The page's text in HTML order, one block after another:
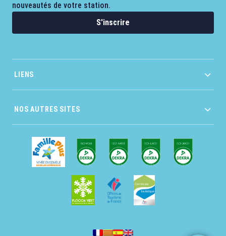
nouveautés de votre station.
S'inscrire
LIENS
NOS AUTRES SITES